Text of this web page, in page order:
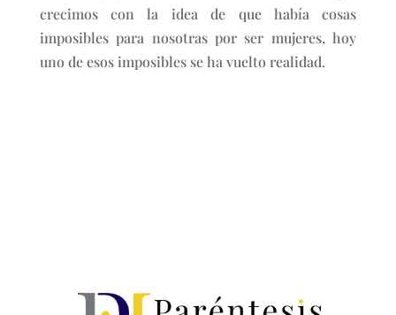
crecimos con la idea de que había cosas
imposibles para nosotras por ser mujeres, hoy
uno de esos imposibles se ha vuelto realidad.